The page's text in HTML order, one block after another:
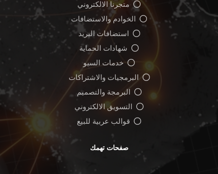
متجرنا الالكتروني
الخوادم والاستضافات
استضافات البريد
شهادات الحماية
خدمات السيو
البرمجيات والاشتراكات
البرمجة والتصميم
التسويق الالكتروني
قوالب عربية للبيع
صفحات تهمك